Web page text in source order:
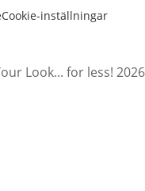
Cookie-inställningar
Look... for less! 2026